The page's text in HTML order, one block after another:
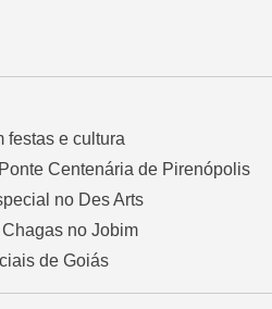
festas e cultura
Centenária de Pirenópolis
no Des Arts
no Jobim
de Goiás